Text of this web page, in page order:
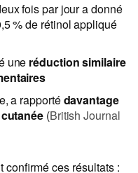
fois par jour a donné
% de rétinol appliqué
une réduction similaire
a rapportédavantage
(British Journal
ces résultats :